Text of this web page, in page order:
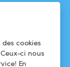
cookies
ci nous
En
confidentialité
Mentions légales